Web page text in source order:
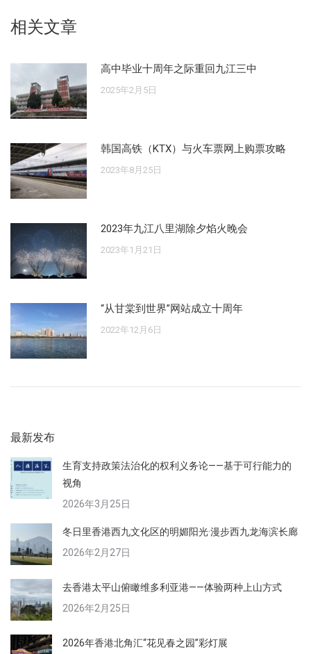
相关文章
高中毕业十周年之际重回九江三中
2025年2月5日
韩国高铁（KTX）与火车票网上购票攻略
2023年8月25日
2023年九江八里湖除夕焰火晚会
2023年1月21日
“从甘棠到世界”网站成立十周年
2022年12月6日
最新发布
生育支持政策法治化的权利义务论——基于可行能力的
视角
2026年3月25日
冬日里香港西九文化区的明媚阳光·漫步西九龙海滨长廊
2026年2月27日
去香港太平山俯瞰维多利亚港——体验两种上山方式
2026年2月25日
2026年香港北角汇“花见春之园”彩灯展